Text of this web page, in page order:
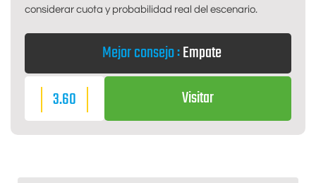
considerar cuota y probabilidad real del escenario.
Mejor consejo :Empate
3.60
Visitar